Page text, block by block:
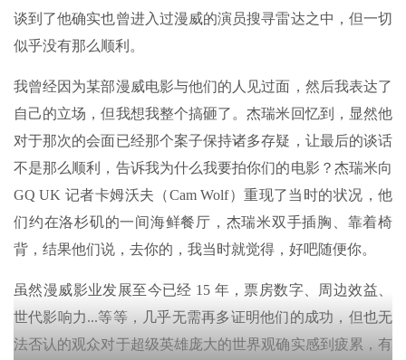
谈到了他确实也曾进入过漫威的演员搜寻雷达之中，但一切
似乎没有那么顺利。
我曾经因为某部漫威电影与他们的人见过面，然后我表达了
自己的立场，但我想我整个搞砸了。杰瑞米回忆到，显然他
对于那次的会面已经那个案子保持诸多存疑，让最后的谈话
不是那么顺利，告诉我为什么我要拍你们的电影？杰瑞米向
GQ UK 记者卡姆沃夫（Cam Wolf）重现了当时的状况，他
们约在洛杉矶的一间海鲜餐厅，杰瑞米双手插胸、靠着椅
背，结果他们说，去你的，我当时就觉得，好吧随便你。
虽然漫威影业发展至今已经 15 年，票房数字、周边效益、
世代影响力...等等，几乎无需再多证明他们的成功，但也无
法否认的观众对于超级英雄庞大的世界观确实感到疲累，有